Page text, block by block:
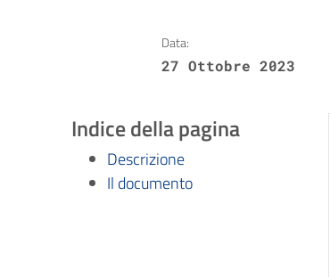
Data:
27 Ottobre 2023
Indice della pagina
Descrizione
Il documento